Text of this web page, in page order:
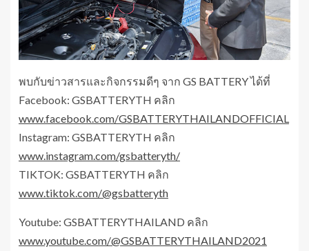
พบกับข่าวสารและกิจกรรมดีๆ จาก GS BATTERY ได้ที่
Facebook: GSBATTERYTH คลิก
www.facebook.com/GSBATTERYTHAILANDOFFICIAL
Instagram: GSBATTERYTH คลิก
www.instagram.com/gsbatteryth/
TIKTOK: GSBATTERYTH คลิก
www.tiktok.com/@gsbatteryth
Youtube: GSBATTERYTHAILAND คลิก
www.youtube.com/@GSBATTERYTHAILAND2021